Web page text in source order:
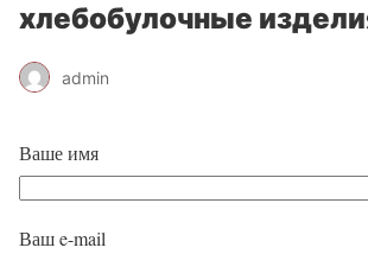
хлебобулочные
admin
Ваше имя
Ваш e-mail